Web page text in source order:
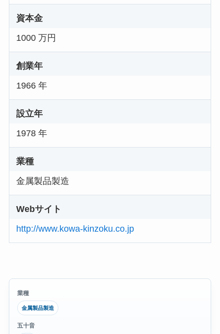
資本金
1000 万円
創業年
1966 年
設立年
1978 年
業種
金属製品製造
Webサイト
http://www.kowa-kinzoku.co.jp
業種
金属製品製造
五十音